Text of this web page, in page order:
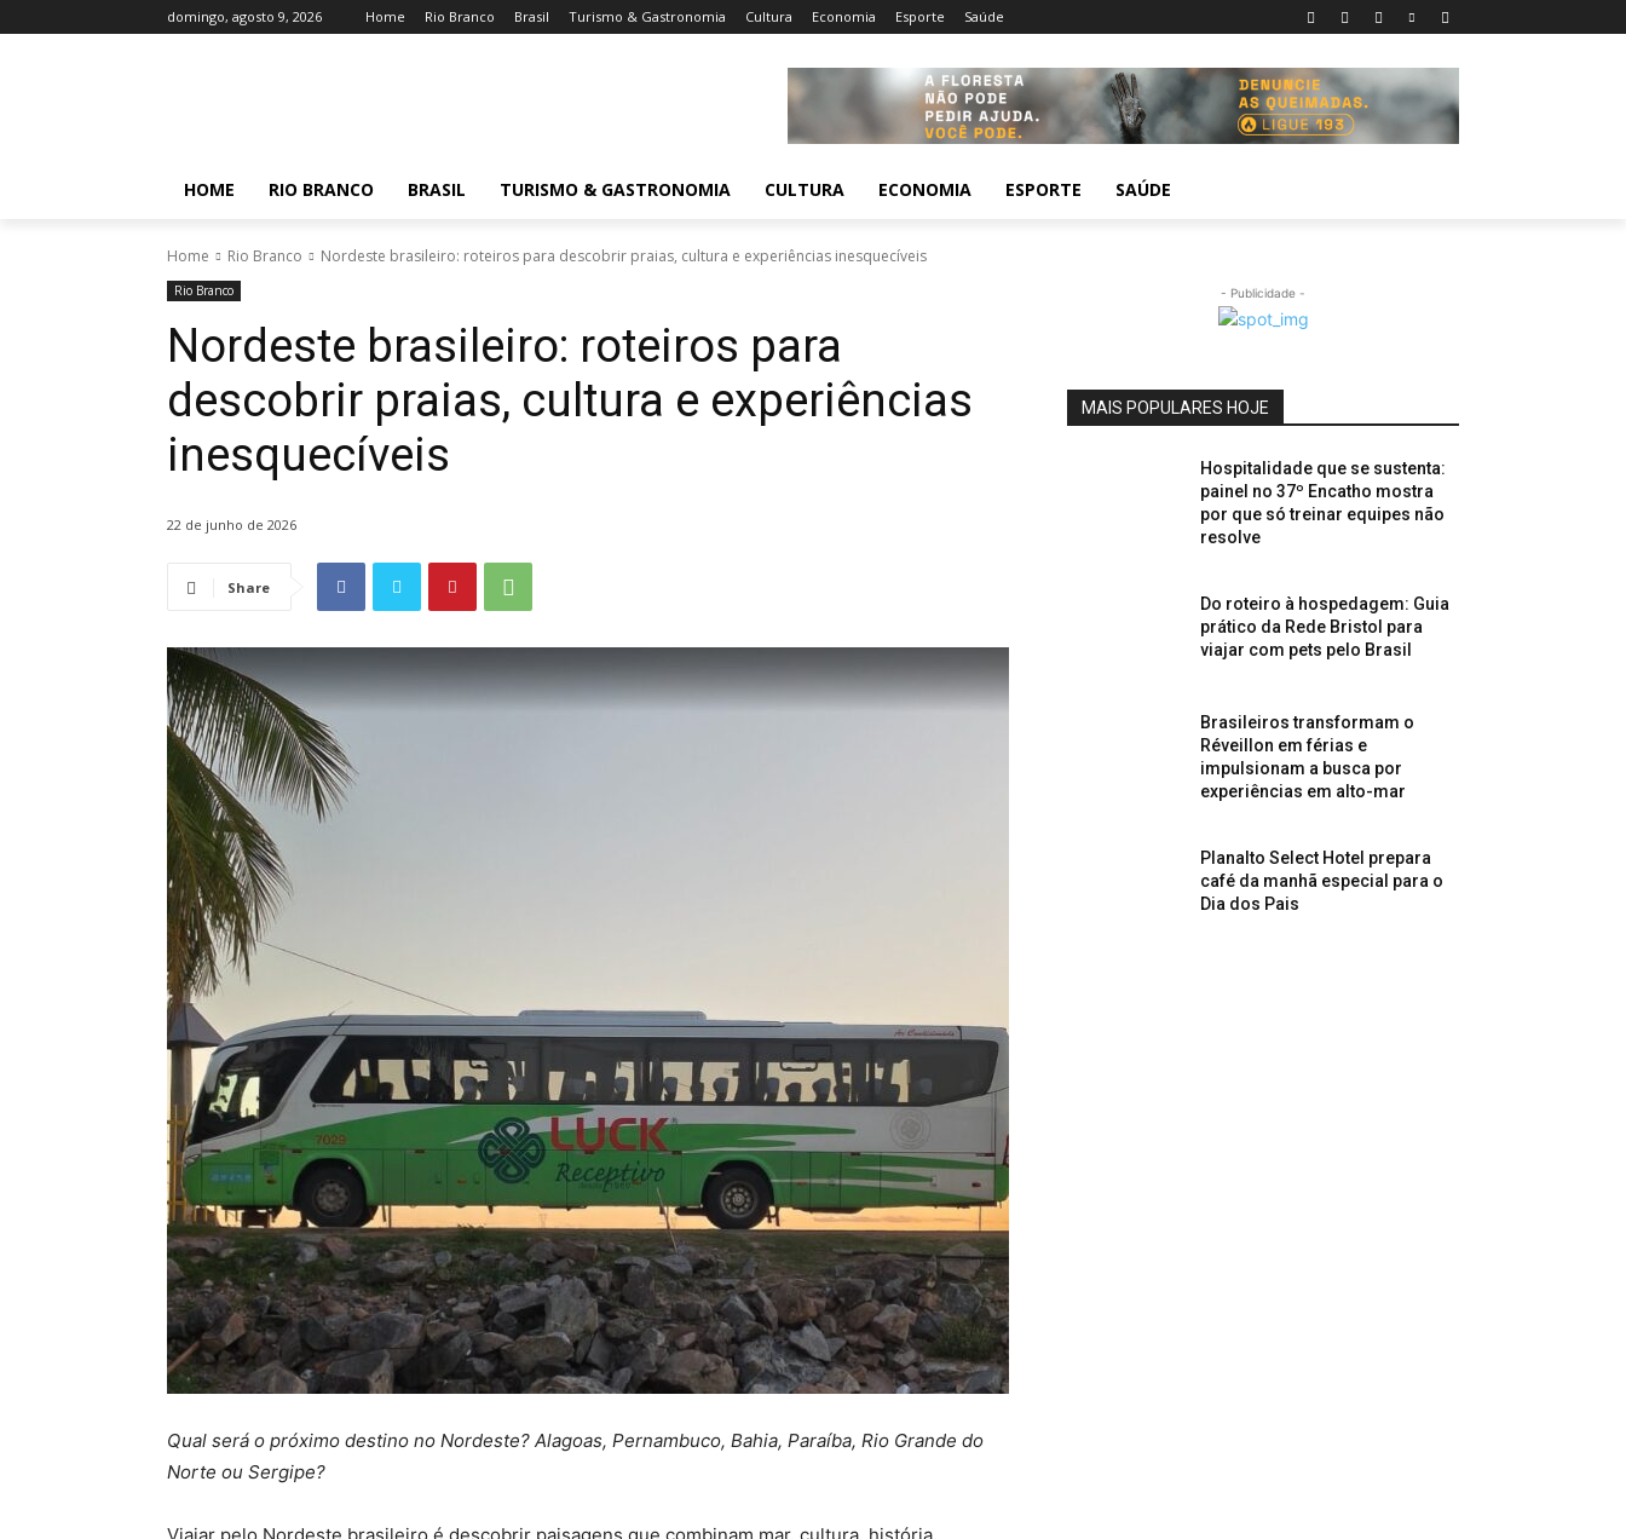
domingo, agosto 9, 2026 Home Rio Branco Brasil Turismo & Gastronomia Cultura Economia Esporte Saúde
HOME RIO BRANCO BRASIL TURISMO & GASTRONOMIA CULTURA ECONOMIA ESPORTE SAÚDE
Home Rio Branco Nordeste brasileiro: roteiros para descobrir praias, cultura e experiências inesquecíveis
Rio Branco
Nordeste brasileiro: roteiros para
descobrir praias, cultura e experiências
inesquecíveis
22 de junho de 2026
Share
Qual será o próximo destino no Nordeste? Alagoas, Pernambuco, Bahia, Paraíba, Rio Grande do
Norte ou Sergipe?
- Publicidade -
MAIS POPULARES HOJE
Hospitalidade que se sustenta:
painel no 37º Encatho mostra
por que só treinar equipes não
resolve
Do roteiro à hospedagem: Guia
prático da Rede Bristol para
viajar com pets pelo Brasil
Brasileiros transformam o
Réveillon em férias e
impulsionam a busca por
experiências em alto-mar
Planalto Select Hotel prepara
café da manhã especial para o
Dia dos Pais